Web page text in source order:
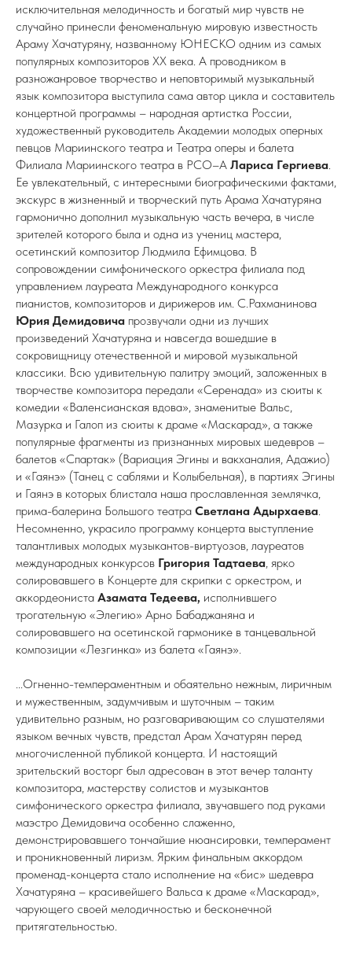
исключительная мелодичность и богатый мир чувств не
случайно принесли феноменальную мировую известность
Араму Хачатуряну, названному ЮНЕСКО одним из самых
популярных композиторов XX века. А проводником в
разножанровое творчество и неповторимый музыкальный
язык композитора выступила сама автор цикла и составитель
концертной программы – народная артистка России,
художественный руководитель Академии молодых оперных
певцов Мариинского театра и Театра оперы и балета
Филиала Мариинского театра в РСО–А Лариса Гергиева.
Ее увлекательный, с интересными биографическими фактами,
экскурс в жизненный и творческий путь Арама Хачатуряна
гармонично дополнил музыкальную часть вечера, в числе
зрителей которого была и одна из учениц мастера,
осетинский композитор Людмила Ефимцова. В
сопровождении симфонического оркестра филиала под
управлением лауреата Международного конкурса
пианистов, композиторов и дирижеров им. С.Рахманинова
Юрия Демидовича прозвучали одни из лучших
произведений Хачатуряна и навсегда вошедшие в
сокровищницу отечественной и мировой музыкальной
классики. Всю удивительную палитру эмоций, заложенных в
творчестве композитора передали «Серенада» из сюиты к
комедии «Валенсианская вдова», знаменитые Вальс,
Мазурка и Галоп из сюиты к драме «Маскарад», а также
популярные фрагменты из признанных мировых шедевров –
балетов «Спартак» (Вариация Эгины и вакханалия, Адажио)
и «Гаянэ» (Танец с саблями и Колыбельная), в партиях Эгины
и Гаянэ в которых блистала наша прославленная землячка,
прима-балерина Большого театра Светлана Адырхаева.
Несомненно, украсило программу концерта выступление
талантливых молодых музыкантов-виртуозов, лауреатов
международных конкурсов Григория Тадтаева, ярко
солировавшего в Концерте для скрипки с оркестром, и
аккордеониста Азамата Тедеева, исполнившего
трогательную «Элегию» Арно Бабаджаняна и
солировавшего на осетинской гармонике в танцевальной
композиции «Лезгинка» из балета «Гаянэ».
...Огненно-темпераментным и обаятельно нежным, лиричным
и мужественным, задумчивым и шуточным – таким
удивительно разным, но разговаривающим со слушателями
языком вечных чувств, предстал Арам Хачатурян перед
многочисленной публикой концерта. И настоящий
зрительский восторг был адресован в этот вечер таланту
композитора, мастерству солистов и музыкантов
симфонического оркестра филиала, звучавшего под руками
маэстро Демидовича особенно слаженно,
демонстрировавшего тончайшие нюансировки, темперамент
и проникновенный лиризм. Ярким финальным аккордом
променад-концерта стало исполнение на «бис» шедевра
Хачатуряна – красивейшего Вальса к драме «Маскарад»,
чарующего своей мелодичностью и бесконечной
притягательностью.